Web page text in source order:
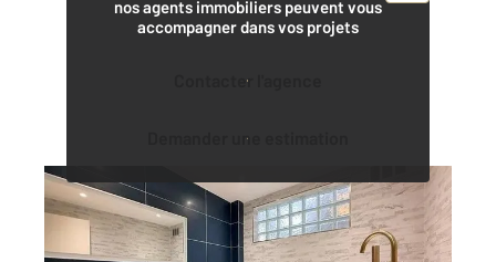
nos agents immobiliers peuvent vous
accompagner dans vos projets
Contacter l'agence
Demander une estimation
JARVILLE LA MALGRANGE 54
140 m2, 6 pièces
Ref : 40650